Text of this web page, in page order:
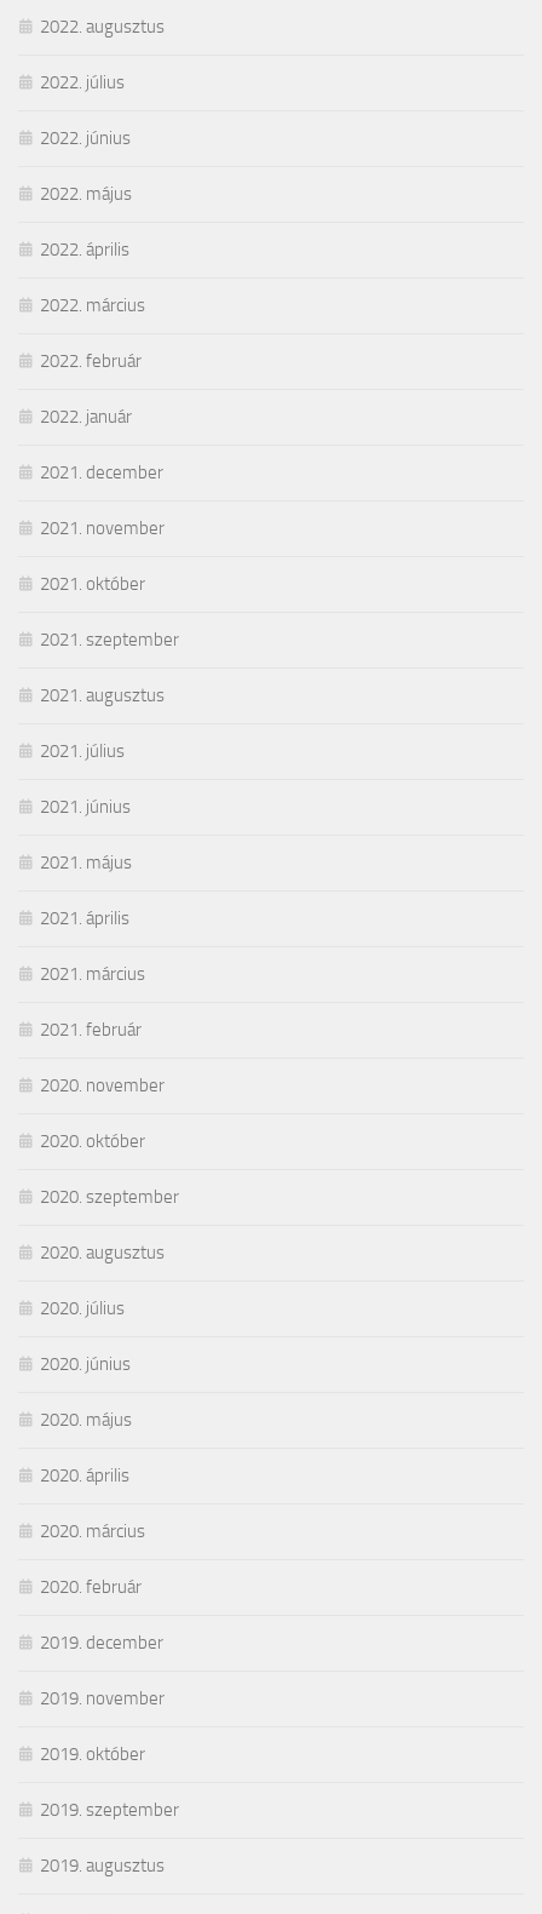
2022. augusztus
2022. július
2022. június
2022. május
2022. április
2022. március
2022. február
2022. január
2021. december
2021. november
2021. október
2021. szeptember
2021. augusztus
2021. július
2021. június
2021. május
2021. április
2021. március
2021. február
2020. november
2020. október
2020. szeptember
2020. augusztus
2020. július
2020. június
2020. május
2020. április
2020. március
2020. február
2019. december
2019. november
2019. október
2019. szeptember
2019. augusztus